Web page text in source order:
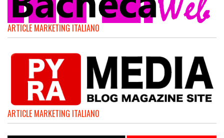
ARTICLE MARKETING ITALIANO
ARTICLE MARKETING ITALIANO